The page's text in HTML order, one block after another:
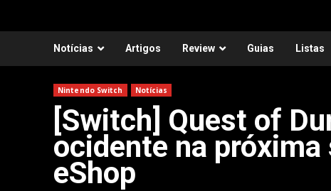
Notícias Artigos Review Guias Listas
Nintendo Switch Notícias
[Switch] Quest of
ocidente na
eShop